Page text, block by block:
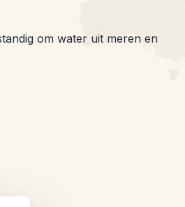
om water uit meren en